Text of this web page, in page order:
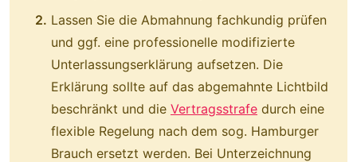
Lassen Sie die Abmahnung fachkundig prüfen
und ggf. eine professionelle modifizierte
Unterlassungserklärung aufsetzen. Die
Erklärung sollte auf das abgemahnte Lichtbild
beschränkt und die Vertragsstrafe durch eine
flexible Regelung nach dem sog. Hamburger
Brauch ersetzt werden. Bei Unterzeichnung